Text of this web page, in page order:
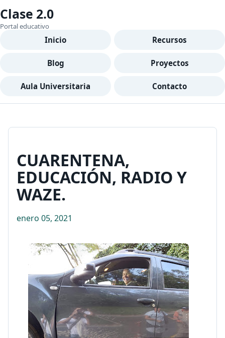
Clase 2.0
Portal educativo
Inicio Recursos
Blog Proyectos
Aula Universitaria Contacto
CUARENTENA,
EDUCACIÓN, RADIO Y
WAZE.
enero 05, 2021